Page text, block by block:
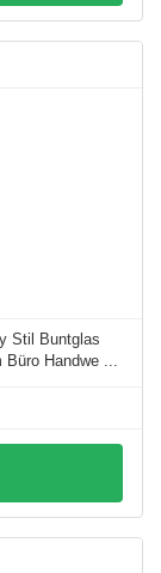
Stil Buntglas
Büro Handwe ...